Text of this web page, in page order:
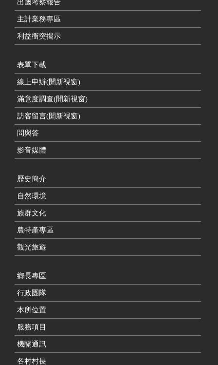
出國考察報告
主計業務專區
利益衝突揭示
表單下載
線上申辦(開新視窗)
滿意度調查(開新視窗)
訪客留言(開新視窗)
問與答
影音媒體
歷史簡介
自然環境
族群文化
農特產專區
觀光旅遊
鄉長專區
行政團隊
本所位置
服務項目
機關通訊
各村村長